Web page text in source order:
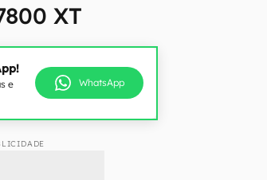
XT
e
WhatsApp